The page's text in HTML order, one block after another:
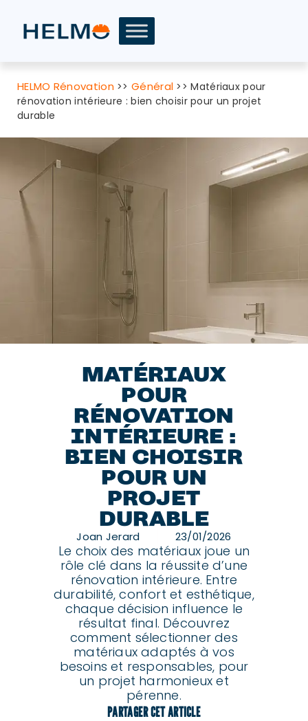
HELMO Rénovation>>Général >>Matériaux pour
rénovation intérieure : bien choisir pour un projet
durable
MATÉRIAUX
POUR
RÉNOVATION
INTÉRIEURE :
BIEN CHOISIR
POUR UN
PROJET
DURABLE
Joan Jerard 23/01/2026
Le choix des matériaux joue un
rôle clé dans la réussite d’une
rénovation intérieure. Entre
durabilité, confort et esthétique,
chaque décision influence le
résultat final. Découvrez
comment sélectionner des
matériaux adaptés à vos
besoins et responsables, pour
un projet harmonieux et
pérenne.
PARTAGER CET ARTICLE